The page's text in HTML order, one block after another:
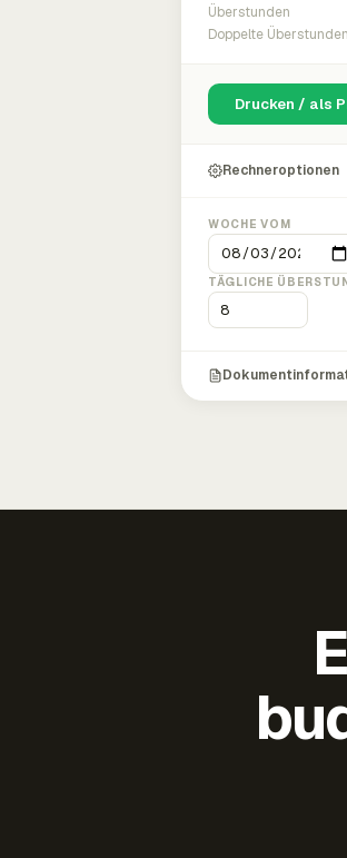
Überstunden
Doppelte Überstunden
Drucken / als
Rechneroptionen
WOCHE VOM
TÄGLICHE